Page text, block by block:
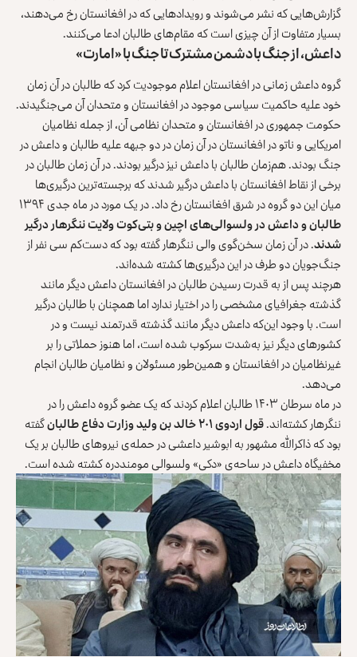
گزارش‌هایی که نشر می‌شوند و رویدادهایی که در افغانستان رخ می‌دهند،
بسیار متفاوت از آن چیزی است که مقام‌های طالبان ادعا می‌کنند.
داعش، از جنگ با دشمن مشترک تا جنگ با «امارت»
گروه داعش زمانی در افغانستان اعلام موجودیت کرد که طالبان در آن زمان
خود علیه حاکمیت سیاسی موجود در افغانستان و متحدان آن می‌جنگیدند.
حکومت جمهوری در افغانستان و متحدان نظامی آن، از جمله نظامیان
امریکایی و ناتو در افغانستان در آن زمان در دو جبهه علیه طالبان و داعش در
جنگ بودند. هم‌زمان طالبان با داعش نیز درگیر بودند. در آن زمان طالبان در
برخی از نقاط افغانستان با داعش درگیر شدند که برجسته‌ترین درگیری‌ها
میان این دو گروه در شرق افغانستان رخ داد. در یک مورد در ماه جدی ۱۳۹۴
طالبان و داعش در ولسوالی‌های اچین و بتی‌کوت ولایت ننگرهار درگیر
شدند. در آن زمان سخن‌گوی والی ننگرهار گفته بود که دست‌کم سی نفر از
جنگ‌جویان دو طرف در این درگیری‌ها کشته شده‌اند.
هرچند پس از به قدرت رسیدن طالبان در افغانستان داعش دیگر مانند
گذشته جغرافیای مشخصی را در اختیار ندارد اما همچنان با طالبان درگیر
است. با وجود این‌که داعش دیگر مانند گذشته قدرتمند نیست و در
کشورهای دیگر نیز به‌شدت سرکوب شده است، اما هنوز حملاتی را بر
غیرنظامیان در افغانستان و همین‌طور مسئولان و نظامیان طالبان انجام
می‌دهد.
در ماه سرطان ۱۴۰۳ طالبان اعلام کردند که یک عضو گروه داعش را در
ننگرهار کشته‌اند.قول اردوی ۲۰۱ خالد بن ولید وزارت دفاع ط البانگفته
بود که ذاکرالله مشهور به ابوشیر داعشی در حمله‌ی نیروهای طالبان بر یک
مخفیگاه داعش در ساحه‌ی «دکی» ولسوالی مومنددره کشته شده است.